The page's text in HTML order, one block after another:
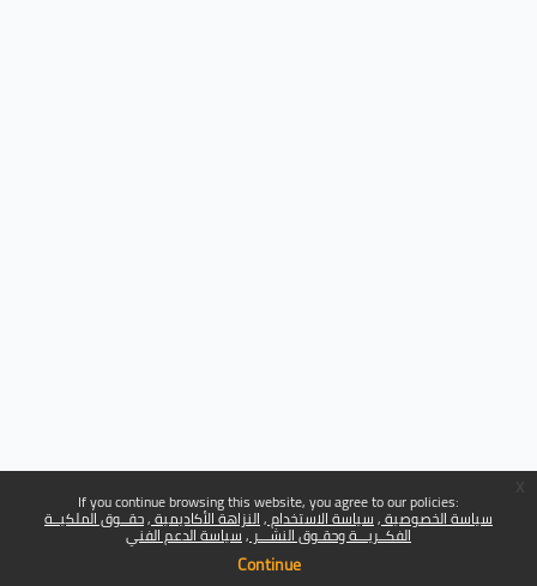
If you continue browsing this website, you agree to our policies:
سياسة الخصوصية سياسة الاستخدام النزاهة الأكاديمية حقــوق الملكيــة
الفكــريـــة وحقـوق النشـــر سياسة الدعم الفني
Continue